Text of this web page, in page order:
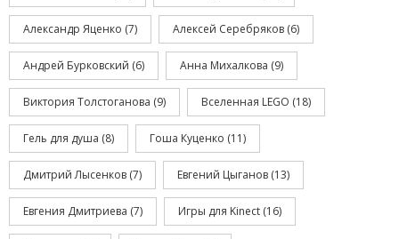
Александр Яценко (7) Алексей Серебряков (6)
Андрей Бурковский (6) Анна Михалкова (9)
Виктория Толстоганова (9) Вселенная LEGO (18)
Гель для душа (8) Гоша Куценко (11)
Дмитрий Лысенков (7) Евгений Цыганов (13)
Евгения Дмитриева (7) Игры для Kinect (16)